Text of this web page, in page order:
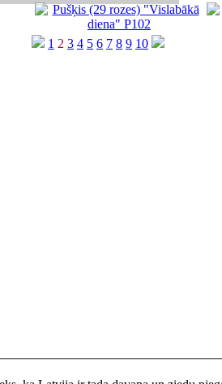
1 2 3 4 5 6 7 8 9 10